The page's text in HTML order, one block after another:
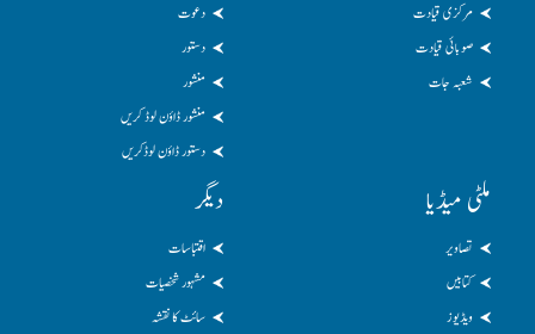
مرکزی قیادت
صوبائی قیادت
شعبہ جات
دعوت
دستور
منشور
منشور ڈاؤن لوڈ کریں
دستور ڈاؤن لوڈکریں
ملٹی میڈیا
تصاویر
کتابیں
ویڈیوز
دیگر
اقتباسات
مشہور شخصیات
سائٹ کا نقشہ